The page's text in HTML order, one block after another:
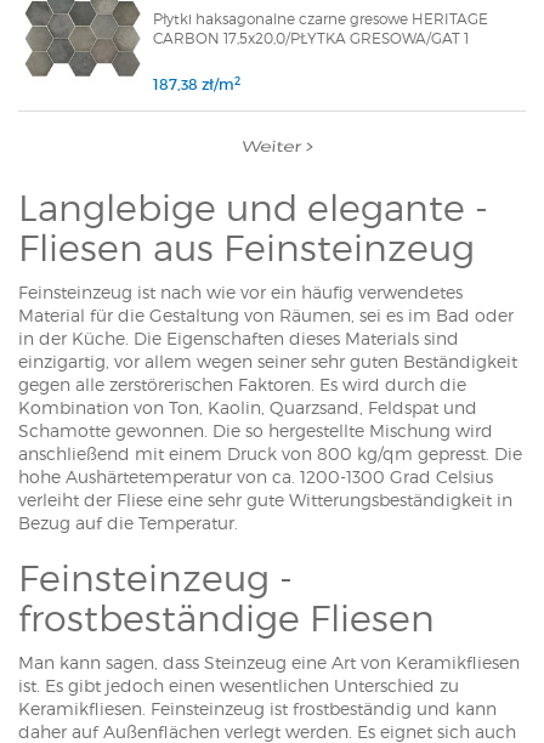
Płytki haksagonalne czarne gresowe HERITAGE
CARBON 17,5x20,0/PŁYTKA GRESOWA/GAT 1
187,38 zł/m2
Weiter
Langlebige und elegante -
Fliesen aus Feinsteinzeug
Feinsteinzeug ist nach wie vor ein häufig verwendetes
Material für die Gestaltung von Räumen, sei es im Bad oder
in der Küche. Die Eigenschaften dieses Materials sind
einzigartig, vor allem wegen seiner sehr guten Beständigkeit
gegen alle zerstörerischen Faktoren. Es wird durch die
Kombination von Ton, Kaolin, Quarzsand, Feldspat und
Schamotte gewonnen. Die so hergestellte Mischung wird
anschließend mit einem Druck von 800 kg/qm gepresst. Die
hohe Aushärtetemperatur von ca. 1200-1300 Grad Celsius
verleiht der Fliese eine sehr gute Witterungsbeständigkeit in
Bezug auf die Temperatur.
Feinsteinzeug -
frostbeständige Fliesen
Man kann sagen, dass Steinzeug eine Art von Keramikfliesen
ist. Es gibt jedoch einen wesentlichen Unterschied zu
Keramikfliesen. Feinsteinzeug ist frostbeständig und kann
daher auf Außenflächen verlegt werden. Es eignet sich auch